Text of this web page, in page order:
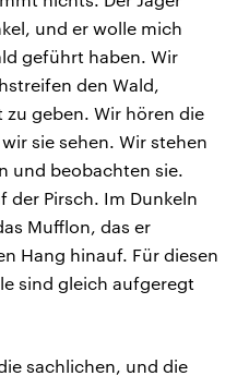
und er wolle mich
geführt haben. Wir
den Wald,
geben. Wir hören die
sie sehen. Wir stehen
und beobachten sie.
der Pirsch. Im Dunkeln
Mufflon, das er
Hang hinauf. Für diesen
sind gleich aufgeregt
sachlichen, und die